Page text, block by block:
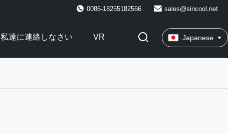
0086-18255182566 sales@sincool.net
私達に連絡しなさい VR Japanese